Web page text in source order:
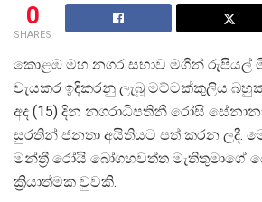
0
SHARES
කොළඹ මහ නගර සභාව මගින් රුපියල්
වැයකර ඉදිකරනු ලැබූ මට්ටක්කුලිය
අද (15) දින නගරාධිපතිනී රෝසි
සුරතින් ජනතා අයිතියට පත් කරන ලදී.
මන්ත්‍රී රෝයි බෝගහවත්ත මැතිතුමාගේ
ක්‍රියාත්මක වුවකි.